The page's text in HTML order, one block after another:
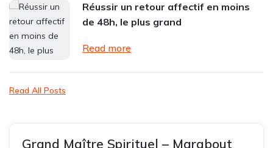
Réussir un retour affectif en moins
de 48h, le plus grand
Read more
Read All Posts
Grand Maître Spirituel – Marabout